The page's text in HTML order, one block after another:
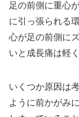
足の前側に重心
に引っ張られる
心が足の前側に
いと成長痛は軽
いくつか原因は
ように前かがみ